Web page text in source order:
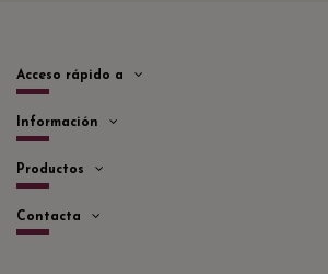
Acceso rápido a
Información
Productos
Contacta